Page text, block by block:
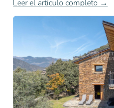
Leer el artículo completo →